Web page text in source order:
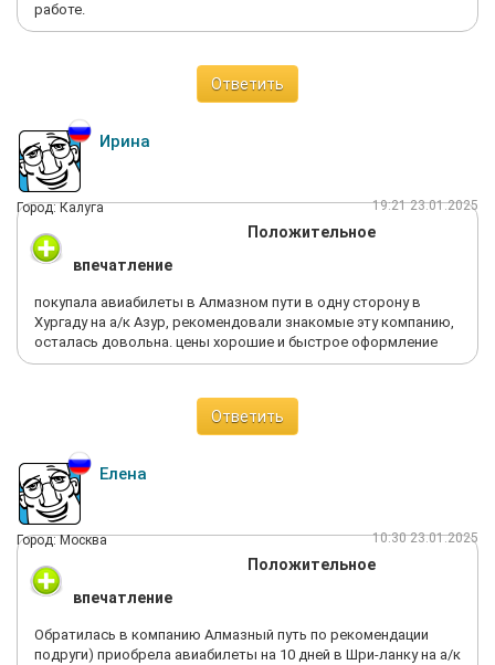
работе.
Ответить
Ирина
Город: Калуга 19:21 23.01.2025
Положительное
впечатление
покупала авиабилеты в Алмазном пути в одну сторону в
Хургаду на а/к Азур, рекомендовали знакомые эту компанию,
осталась довольна. цены хорошие и быстрое оформление
Ответить
Елена
Город: Москва 10:30 23.01.2025
Положительное
впечатление
Обратилась в компанию Алмазный путь по рекомендации
подруги) приобрела авиабилеты на 10 дней в Шри-ланку на а/к